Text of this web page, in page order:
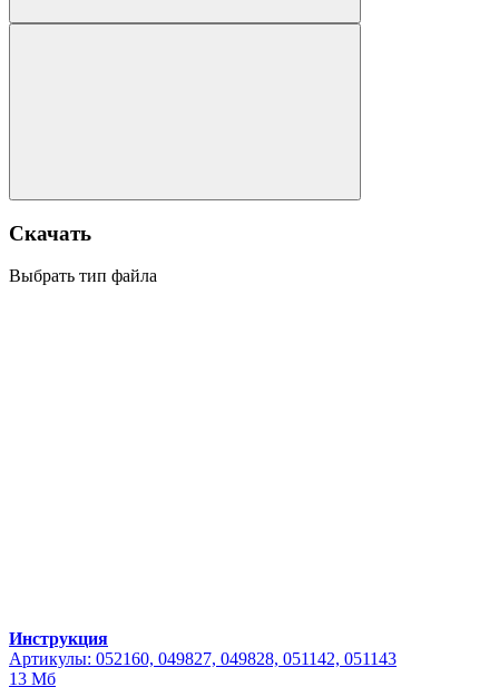
Скачать
Выбрать тип файла
Инструкция
Артикулы: 052160, 049827, 049828, 051142, 051143
13 Мб